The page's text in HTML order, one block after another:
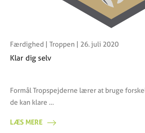
Færdighed Troppen | 26. juli 2020
Klar dig selv
Formål Tropspejderne lærer at bruge
de kan klare …
LÆS MERE